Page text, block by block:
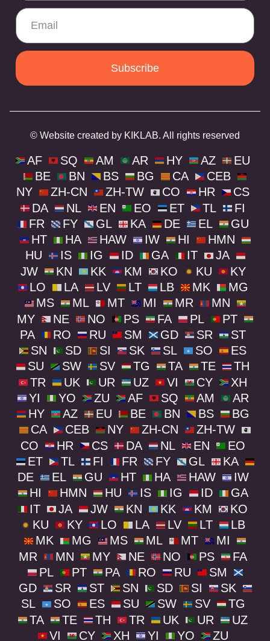
Subscribe
© Website created by KIKLAB. All rights reserved
AF SQ AM AR HY AZ
EU
BE
BN BS BG CA
CEB
NY
ZH-CN ZH-TW CO HR
CS
DA
NL EN EO ET TL
FI
FR
FY GL KA DE EL
GU
HT
HA HAW IW HI
HMN
HU
IS IG ID GA IT
JA
JW
KN KK KM KO KU
KY
LO
LA LV LT LB MK
MG
MS
ML MT MI MR
MN
MY
NE NO PS FA PL
PT
PA
RO RU SM GD SR
ST
SN
SD SI SK SL SO
ES
SU
SW SV TG TA TE
TH
TR
UK UR UZ VI CY
XH
YI
YO ZU AF SQ AM
AR
HY
AZ EU BE BN BS
BG
CA
CEB NY ZH-CN
ZH-TW
CO
HR CS DA NL EN
EO
ET
TL FI FR FY GL
KA
DE
EL GU HT HA HAW
IW
HI
HMN HU IS IG ID
GA
IT
JA JW KN KK KM
KO
KU
KY LO LA LV LT
LB
MK
MG MS ML MT
MI
MR
MN MY NE NO PS
FA
PL
PT PA RO RU
SM
GD
SR ST SN SD SI
SK
SL
SO ES SU SW SV
TG
TA
TE TH TR UK UR
UZ
VI
CY XH YI YO ZU